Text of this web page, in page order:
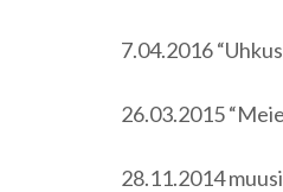
7.04.2016
26.03.2015
28.11.2014